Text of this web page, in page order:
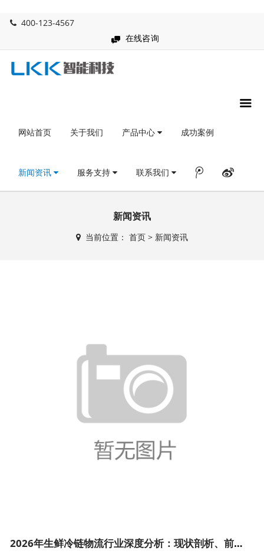
400-123-4567
在线咨询
网站首页 关于我们 产品中心 成功案例
新闻资讯 服务支持 联系我们
新闻资讯
当前位置： 首页> 新闻资讯
2026年生鲜冷链物流行业深度分析：现状剖析、前景展望与未来趋势